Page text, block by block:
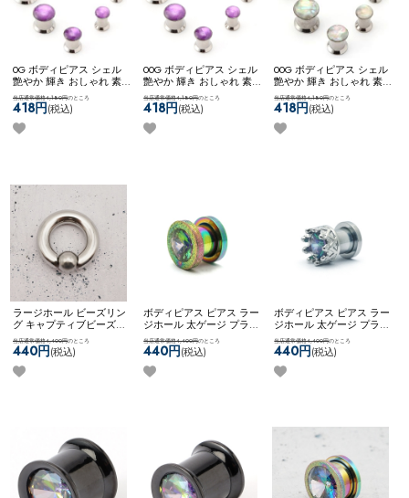
0G ボディピアス シェル
艶やか 輝き おしゃれ 素
敵 大人っぽい きれい シ
ンプル ステンレス ネコポ
スOK[ 0G ] マザーオブパ
ールPLUG (パープル)
当店通常価格4,180円のところ
418円(税込)
00G ボディピアス シェル
艶やか 輝き おしゃれ 素
敵 大人っぽい きれい シ
ンプル ステンレス ネコポ
スOK[ 00G ] マザーオブパ
ールPLUG (パープル)
当店通常価格4,180円のところ
418円(税込)
00G ボディピアス シェル
艶やか 輝き おしゃれ 素
敵 大人っぽい きれい シ
ンプル ステンレス ネコポ
スOK[ 00G ] マザーオブパ
ールPLUG (ホワイトオパ
当店通常価格4,180円のところ
418円(税込)
ラージホール ビーズリン
グ キャプティブビーズリ
ング シンプル フープピア
ス ネコポス不可 [ 0G ] [ シ
ルバー ] スプリングクリ
ップインビーズリング
当店通常価格4,400円のところ
440円(税込)
ボディピアス ピアス ラー
ジホール 太ゲージ プラグ
トンネル 大きいサイズ 拡
張 一粒ジュエル サンド加
工 ネコポス不可
ュエルフレッシュトンネ
当店通常価格4,400円のところ
440円(税込)
ボディピアス ピアス ラー
ジホール 太ゲージ プラグ
トンネル 大きいサイズ 拡
張 王冠 ネコポス不可
] クラウンジュエルフレッ
シュトンネル
当店通常価格4,400円のところ
440円(税込)